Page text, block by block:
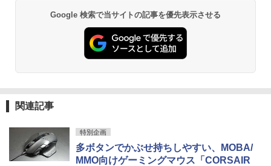
Google 検索で当サイトの記事を優先表示させる
関連記事
特別企画
多ボタンでかぶせ持ちしやすい、MOBA/
MMO向けゲーミングマウス「CORSAIR